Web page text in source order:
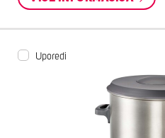
Uporedi